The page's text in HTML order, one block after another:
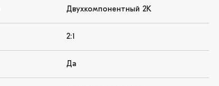
Двухкомпонентный 2K
2:1
Да